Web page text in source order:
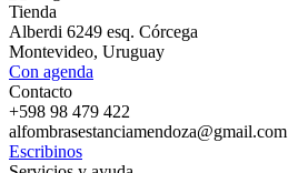
Tienda
Alberdi 6249 esq. Córcega
Montevideo, Uruguay
Con agenda
Contacto
+598 98 479 422
alfombrasestanciamendoza@gmail.com
Escribinos